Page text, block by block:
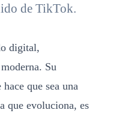
de TikTok.
digital,
Su
que sea una
que evoluciona, es